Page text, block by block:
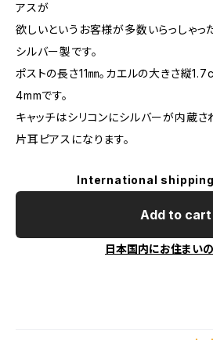
アスが
欲しいというお客様が多数いらっしゃっ
シルバー製です。
ポストの長さ11㎜。カエルの大きさ縦
4mmです。
キャッチはシリコンにシルバーが内蔵さ
片耳ピアスになります。
International
Add to cart
日本国内にお住まい